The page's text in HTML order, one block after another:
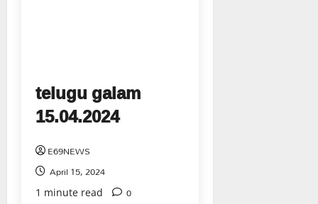
telugu galam
15.04.2024
E69NEWS
April 15, 2024
1 minute read 0